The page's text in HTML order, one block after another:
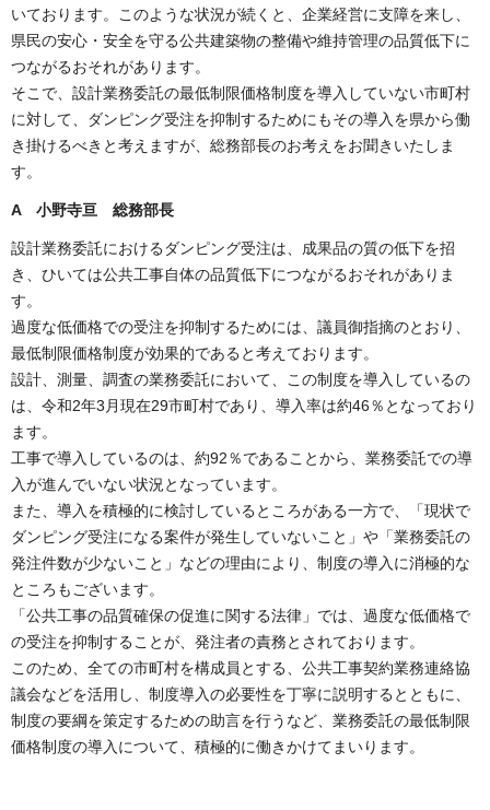
いております。このような状況が続くと、企業経営に支障を来し、
県民の安心・安全を守る公共建築物の整備や維持管理の品質低下に
つながるおそれがあります。
そこで、設計業務委託の最低制限価格制度を導入していない市町村
に対して、ダンピング受注を抑制するためにもその導入を県から働
き掛けるべきと考えますが、総務部長のお考えをお聞きいたしま
す。
A 小野寺亘 総務部長
設計業務委託におけるダンピング受注は、成果品の質の低下を招
き、ひいては公共工事自体の品質低下につながるおそれがありま
す。
過度な低価格での受注を抑制するためには、議員御指摘のとおり、
最低制限価格制度が効果的であると考えております。
設計、測量、調査の業務委託において、この制度を導入しているの
は、令和2年3月現在29市町村であり、導入率は約46％となっており
ます。
工事で導入しているのは、約92％であることから、業務委託での導
入が進んでいない状況となっています。
また、導入を積極的に検討しているところがある一方で、「現状で
ダンピング受注になる案件が発生していないこと」や「業務委託の
発注件数が少ないこと」などの理由により、制度の導入に消極的な
ところもございます。
「公共工事の品質確保の促進に関する法律」では、過度な低価格で
の受注を抑制することが、発注者の責務とされております。
このため、全ての市町村を構成員とする、公共工事契約業務連絡協
議会などを活用し、制度導入の必要性を丁寧に説明するとともに、
制度の要綱を策定するための助言を行うなど、業務委託の最低制限
価格制度の導入について、積極的に働きかけてまいります。